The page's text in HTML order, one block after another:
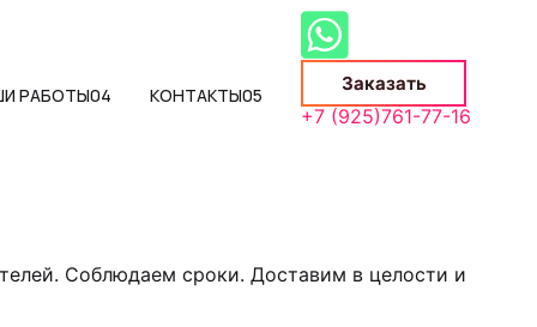
Заказать
+7 (925)761-77-16
РАБОТЫ04 КОНТАКТЫ05
Соблюдаем сроки. Доставим в целости и